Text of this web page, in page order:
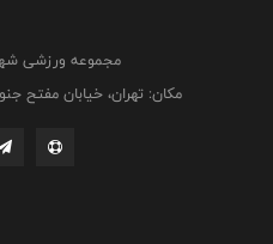
مجموعه ورزشی
مکان: تهران، خیابان مفتح